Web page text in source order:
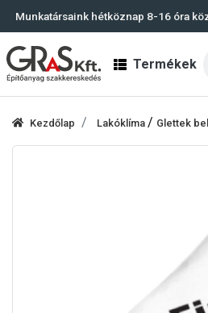
Munkatársaink hétköznap 8-16 óra
Termékek
Kezdőlap Lakóklíma / Glettek